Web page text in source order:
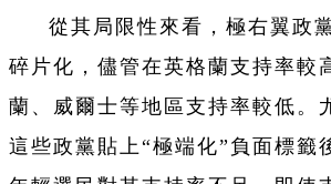
從其局限性來看，極右翼政
碎片化，儘管在英格蘭支持率較
蘭、威爾士等地區支持率較低。
這些政黨貼上“極端化”負面標籤